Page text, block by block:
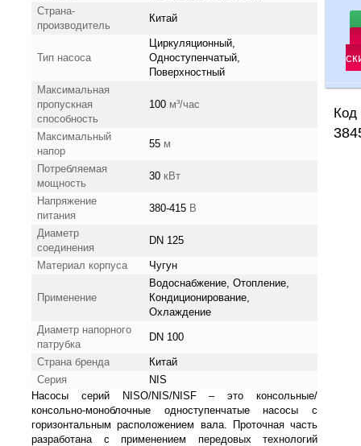
Страна-
производитель
Китай
Тип насоса
Циркуляционный,
Одноступенчатый,
Поверхностный
Максимальная
пропускная
способность
100 м³/час
Максимальный
напор
55 м
Потребляемая
мощность
30 кВт
Напряжение
питания
380-415 В
Диаметр
соединения
DN 125
Материал корпуса Чугун
Применение
Водоснабжение, Отопление,
Кондиционирование,
Охлаждение
Диаметр напорного
патрубка
DN 100
Страна бренда
Китай
Серия
NIS
Насосы серий NISO/NIS/NISF – это консольные/
консольно-моноблочные одноступенчатые насосы с
горизонтальным расположением вала. Проточная часть
разработана с применением передовых технологий
Код